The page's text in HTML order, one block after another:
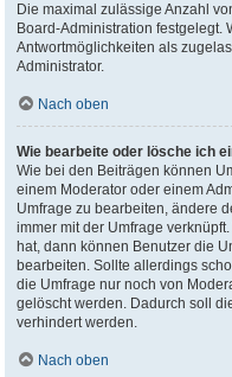
Die maximal zulässige Anzahl
Board-Administration festgelegt.
Antwortmöglichkeiten als
Administrator.
Nach oben
Wie bearbeite oder lösche ich
Wie bei den Beiträgen können
einem Moderator oder einem
Umfrage zu bearbeiten, ändere
immer mit der Umfrage
hat, dann können Benutzer die
bearbeiten. Sollte allerdings
die Umfrage nur noch von
gelöscht werden. Dadurch soll
verhindert werden.
Nach oben